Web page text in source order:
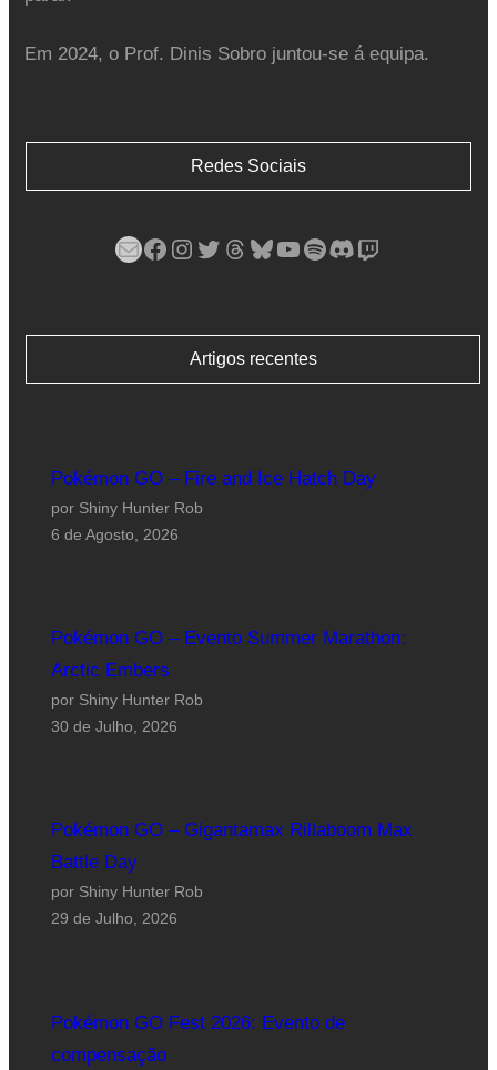
Em 2024, o Prof. Dinis Sobro juntou-se á equipa.
Redes Sociais
Mail Facebook Instagram Twitter Threads Bluesky YouTube Spotify Discord Twitch
Artigos recentes
Pokémon GO – Fire and Ice Hatch Day
por Shiny Hunter Rob
6 de Agosto, 2026
Pokémon GO – Evento Summer Marathon:
Arctic Embers
por Shiny Hunter Rob
30 de Julho, 2026
Pokémon GO – Gigantamax Rillaboom Max
Battle Day
por Shiny Hunter Rob
29 de Julho, 2026
Pokémon GO Fest 2026: Evento de
compensação